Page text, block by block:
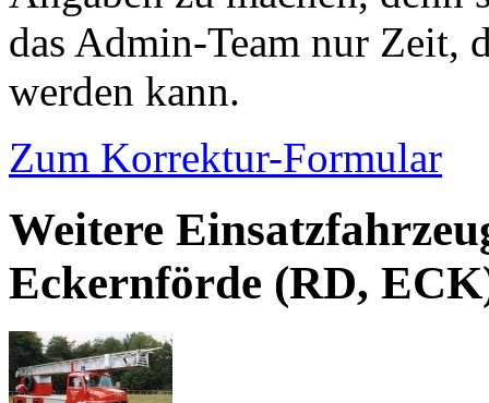
das Admin-Team nur Zeit,
werden kann.
Zum Korrektur-Formular
Weitere
Eckernförde (RD,